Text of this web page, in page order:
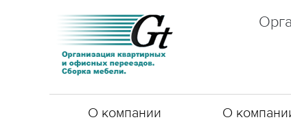
О компании О